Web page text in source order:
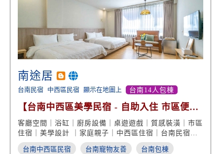
南途居
台南民宿 中西區民宿 顯示在地圖上 台南14人包棟
【台南中西區美學民宿 - 自助入住 市區便利
交通】
客廳空間｜浴缸｜廚房設備｜桌遊遊戲｜質感裝潢｜市區
住宿｜美學設計 ｜家庭親子｜中西區住宿｜台南民宿推
薦
台南中西區民宿 台南寵物友善 台南包棟